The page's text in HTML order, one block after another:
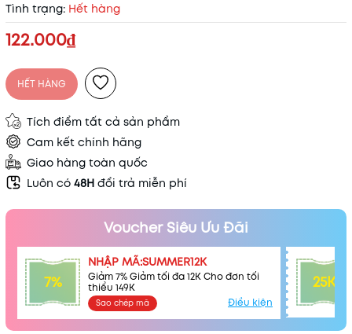
Tình trạng: Hết hàng
122.000₫
HẾT HÀNG
Tích điểm tất cả sản phẩm
Cam kết chính hãng
Giao hàng toàn quốc
Luôn có 48H đổi trả miễn phí
Voucher Siêu Ưu Đãi
7%
NHẬP MÃ:SUMMER12K
Giảm 7% Giảm tối đa 12K Cho đơn tối
thiểu 149K
Sao chép mã Điều kiện
25K
Điều kiện: